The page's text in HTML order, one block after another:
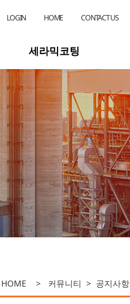
LOGIN HOME CONTACT US
세라믹코팅
HOME > 커뮤니티 > 공지사항